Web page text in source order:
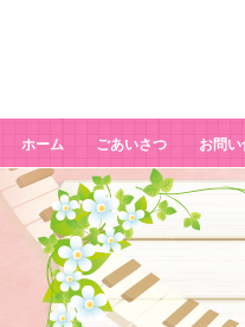
ホーム ごあいさつ お問